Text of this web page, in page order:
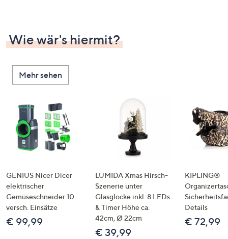
Wie wär's hiermit?
Mehr sehen
GENIUS Nicer Dicer
elektrischer
Gemüseschneider 10
versch. Einsätze
€ 99,99
LUMIDA Xmas Hirsch-
Szenerie unter
Glasglocke inkl. 8 LEDs
& Timer Höhe ca.
42cm, Ø 22cm
€ 39,99
KIPLING®
Details
€ 72,99